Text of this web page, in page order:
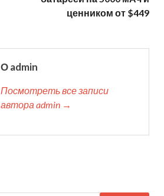
ценником от $449
О admin
Посмотреть все записи
автора admin →